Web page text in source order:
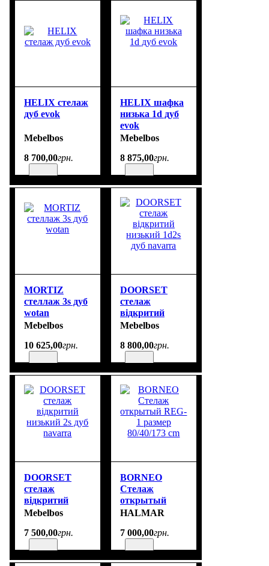
HELIX стелаж
дуб evok
Mebelbos
8 700,00грн.
HELIX шафка
низька 1d дуб
evok
Mebelbos
8 875,00грн.
MORTIZ
стеллаж 3s дуб
wotan
Mebelbos
10 625,00грн.
DOORSET
стелаж
відкритий
низький 1d2s
Mebelbos
8 800,00грн.
DOORSET
стелаж
відкритий
низький 2s дуб
Mebelbos
7 500,00грн.
BORNEO
Стелаж
открытый
REG-1 размер
HALMAR
7 000,00грн.